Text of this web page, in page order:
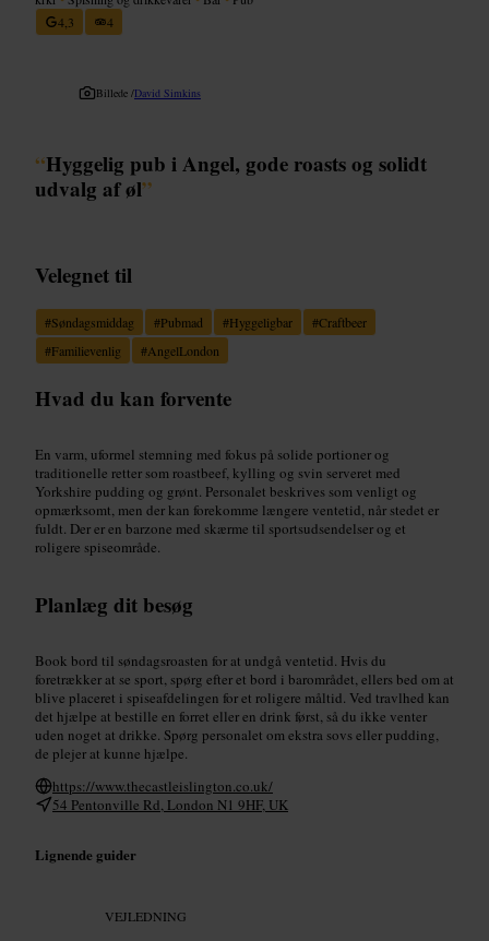
4,3
4
Billede /David Simkins
“Hyggelig pub i Angel, gode roasts og solidt
udvalg af øl”
Velegnet til
#Søndagsmiddag #Pubmad #Hyggeligbar #Craftbeer
#Familievenlig #AngelLondon
Hvad du kan forvente
En varm, uformel stemning med fokus på solide portioner og
traditionelle retter som roastbeef, kylling og svin serveret med
Yorkshire pudding og grønt. Personalet beskrives som venligt og
opmærksomt, men der kan forekomme længere ventetid, når stedet er
fuldt. Der er en barzone med skærme til sportsudsendelser og et
roligere spiseområde.
Planlæg dit besøg
Book bord til søndagsroasten for at undgå ventetid. Hvis du
foretrækker at se sport, spørg efter et bord i barområdet, ellers bed om at
blive placeret i spiseafdelingen for et roligere måltid. Ved travlhed kan
det hjælpe at bestille en forret eller en drink først, så du ikke venter
uden noget at drikke. Spørg personalet om ekstra sovs eller pudding,
de plejer at kunne hjælpe.
https://www.thecastleislington.co.uk/
54 Pentonville Rd, London N1 9HF, UK
Lignende guider
VEJLEDNING